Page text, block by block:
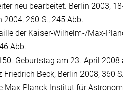
neu bearbeitet. Berlin 2003,
260 S., 245 Abb.
der Kaiser-Wilhelm-/Max-
Abb.
Geburtstag am 23. April
Beck, Berlin 2008, 360
Max-Planck-Institut für